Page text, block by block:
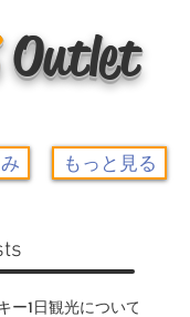
Outlet
もっと見る
ー1日観光について-